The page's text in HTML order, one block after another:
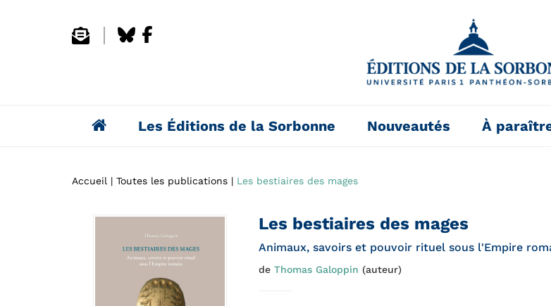
Les Éditions de la Sorbonne Nouveautés À
Accueil Toutes les publications Les bestiaires des mages
Les bestiaires des mages
Animaux, savoirs et pouvoir rituel sous l'Empire
de Thomas Galoppin (auteur)